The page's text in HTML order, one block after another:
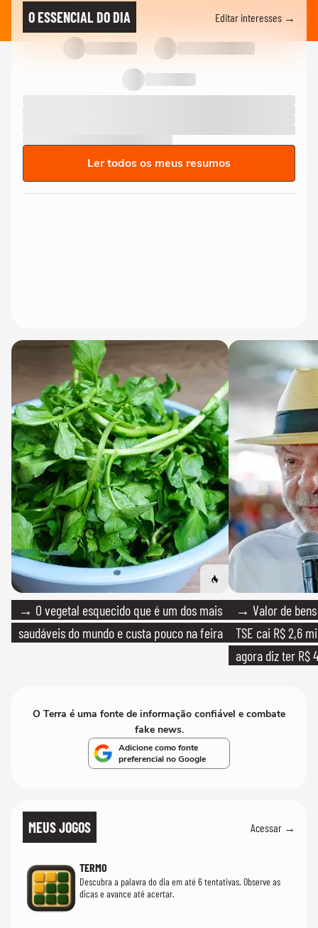
O ESSENCIAL DO DIA Editar interesses →
Ler todos os meus resumos
→ O vegetal esquecido que é um dos mais
saudáveis do mundo e custa pouco na feira
→ Valor de
TSE cai R$ 2,6
agora diz ter R$
O Terra é uma fonte de informação confiável e combate
fake news.
Adicione como fonte
preferencial no Google
MEUS JOGOS Acessar →
TERMO
Descubra a palavra do dia em até 6 tentativas. Observe as
dicas e avance até acertar.